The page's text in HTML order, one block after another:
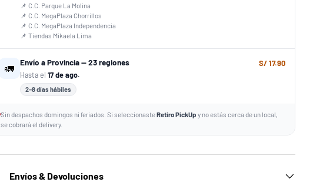
📌 C.C. Parque La Molina
📌 C.C. MegaPlaza Chorrillos
📌 C.C. MegaPlaza Independencia
📌 Tiendas Mikaela Lima
🚛
Envío a Provincia — 23 regiones
Hasta el17 de ago.
2–8 días hábiles
S/ 17.90
Sin despachos domingos ni feriados. Si seleccionasteRetiro PickUp y no estás cerca de un local,
se cobrará el delivery.
Envíos & Devoluciones